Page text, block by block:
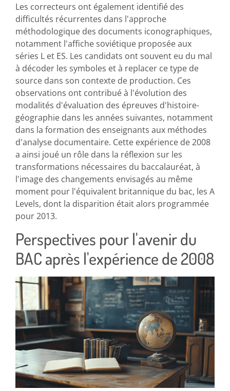
Les correcteurs ont également identifié des
difficultés récurrentes dans l'approche
méthodologique des documents iconographiques,
notamment l'affiche soviétique proposée aux
séries L et ES. Les candidats ont souvent eu du mal
à décoder les symboles et à replacer ce type de
source dans son contexte de production. Ces
observations ont contribué à l'évolution des
modalités d'évaluation des épreuves d'histoire-
géographie dans les années suivantes, notamment
dans la formation des enseignants aux méthodes
d'analyse documentaire. Cette expérience de 2008
a ainsi joué un rôle dans la réflexion sur les
transformations nécessaires du baccalauréat, à
l'image des changements envisagés au même
moment pour l'équivalent britannique du bac, les A
Levels, dont la disparition était alors programmée
pour 2013.
Perspectives pour l'avenir du
BAC après l'expérience de 2008